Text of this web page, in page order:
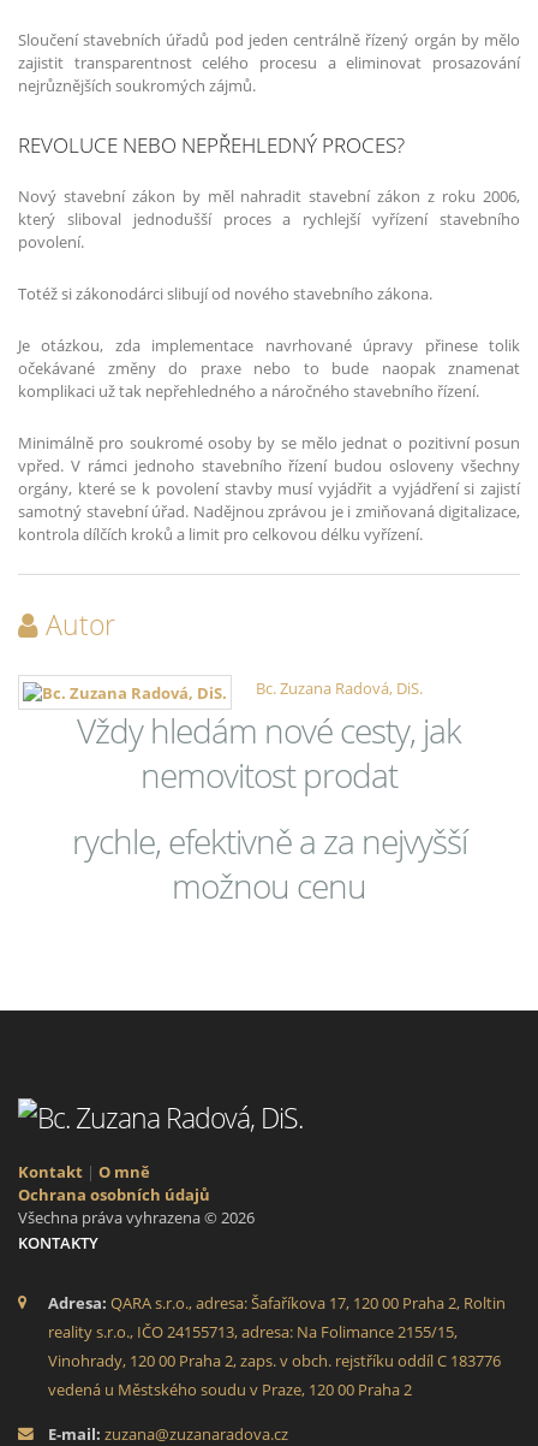
Sloučení stavebních úřadů pod jeden centrálně řízený orgán by mělo
zajistit transparentnost celého procesu a eliminovat prosazování
nejrůznějších soukromých zájmů.
REVOLUCE NEBO NEPŘEHLEDNÝ PROCES?
Nový stavební zákon by měl nahradit stavební zákon z roku 2006,
který sliboval jednodušší proces a rychlejší vyřízení stavebního
povolení.
Totéž si zákonodárci slibují od nového stavebního zákona.
Je otázkou, zda implementace navrhované úpravy přinese tolik
očekávané změny do praxe nebo to bude naopak znamenat
komplikaci už tak nepřehledného a náročného stavebního řízení.
Minimálně pro soukromé osoby by se mělo jednat o pozitivní posun
vpřed. V rámci jednoho stavebního řízení budou osloveny všechny
orgány, které se k povolení stavby musí vyjádřit a vyjádření si zajistí
samotný stavební úřad. Nadějnou zprávou je i zmiňovaná digitalizace,
kontrola dílčích kroků a limit pro celkovou délku vyřízení.
Autor
Bc. Zuzana Radová, DiS.
Vždy hledám nové cesty, jak
nemovitost prodat
rychle, efektivně a za nejvyšší
možnou cenu
Kontakt | O mně
Ochrana osobních údajů
Všechna práva vyhrazena © 2026
KONTAKTY
Adresa: QARA s.r.o., adresa: Šafaříkova 17, 120 00 Praha 2, Roltin
reality s.r.o., IČO 24155713, adresa: Na Folimance 2155/15,
Vinohrady, 120 00 Praha 2, zaps. v obch. rejstříku oddíl C 183776
vedená u Městského soudu v Praze, 120 00 Praha 2
E-mail: zuzana@zuzanaradova.cz